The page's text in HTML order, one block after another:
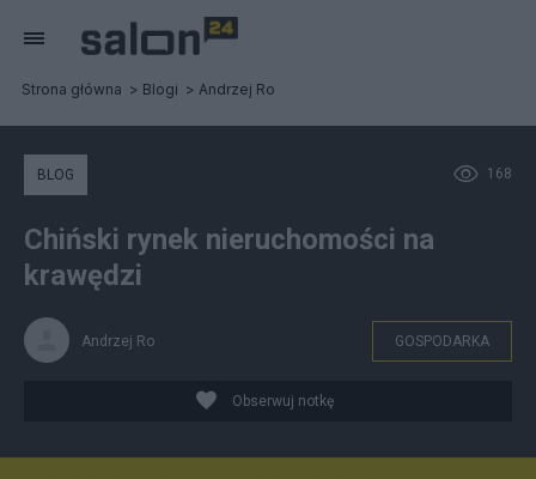
Strona główna Blogi Andrzej Ro
168
BLOG
Chiński rynek nieruchomości na
krawędzi
Andrzej Ro GOSPODARKA
Obserwuj notkę